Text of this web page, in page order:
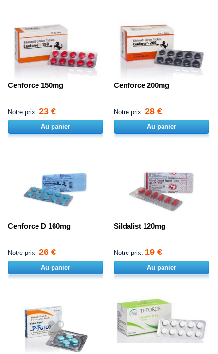
Cenforce 150mg
Notre prix: 23 €
Au panier
Cenforce 200mg
Notre prix: 28 €
Au panier
Cenforce D 160mg
Notre prix: 26 €
Au panier
Sildalist 120mg
Notre prix: 19 €
Au panier